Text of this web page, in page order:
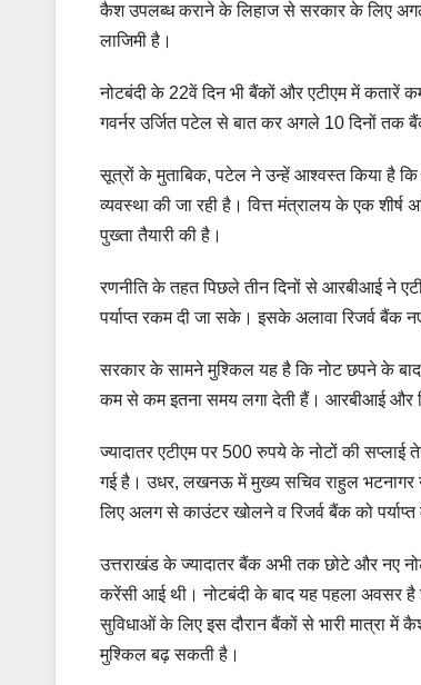
कैश उपलब्ध कराने के लिहाज से सरकार के लिए
लाजिमी है।
नोटबंदी के 22वें दिन भी बैंकों और एटीएम में कतारें
गवर्नर उर्जित पटेल से बात कर अगले 10 दिनों तक
सूत्रों के मुताबिक, पटेल ने उन्हें आश्वस्त किया है
व्यवस्था की जा रही है। वित्त मंत्रालय के एक
पुख्ता तैयारी की है।
रणनीति के तहत पिछले तीन दिनों से आरबीआई ने
पर्याप्त रकम दी जा सके। इसके अलावा रिजर्व बैंक
सरकार के सामने मुश्किल यह है कि नोट छपने के बाद
कम से कम इतना समय लगा देती हैं। आरबीआई और
ज्यादातर एटीएम पर 500 रुपये के नोटों की
गई है। उधर, लखनऊ में मुख्य सचिव राहुल भटनागर
लिए अलग से काउंटर खोलने व रिजर्व बैंक को
उत्तराखंड के ज्यादातर बैंक अभी तक छोटे और नए
करेंसी आई थी। नोटबंदी के बाद यह पहला अवसर
सुविधाओं के लिए इस दौरान बैंकों से भारी मात्रा
मुश्किल बढ़ सकती है।